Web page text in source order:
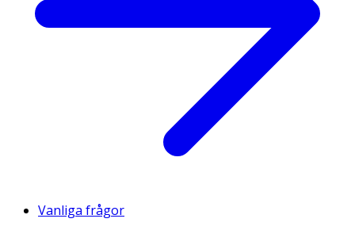
Vanliga frågor